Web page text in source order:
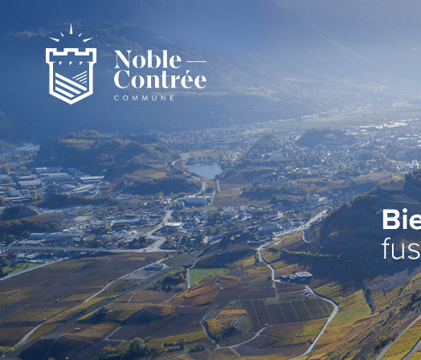
Noble-Contrée
Présentation de la commune
Noble-Contrée en chiffres
Pactes d’amitié
Journal "en commun"
Application mobile
Actualités